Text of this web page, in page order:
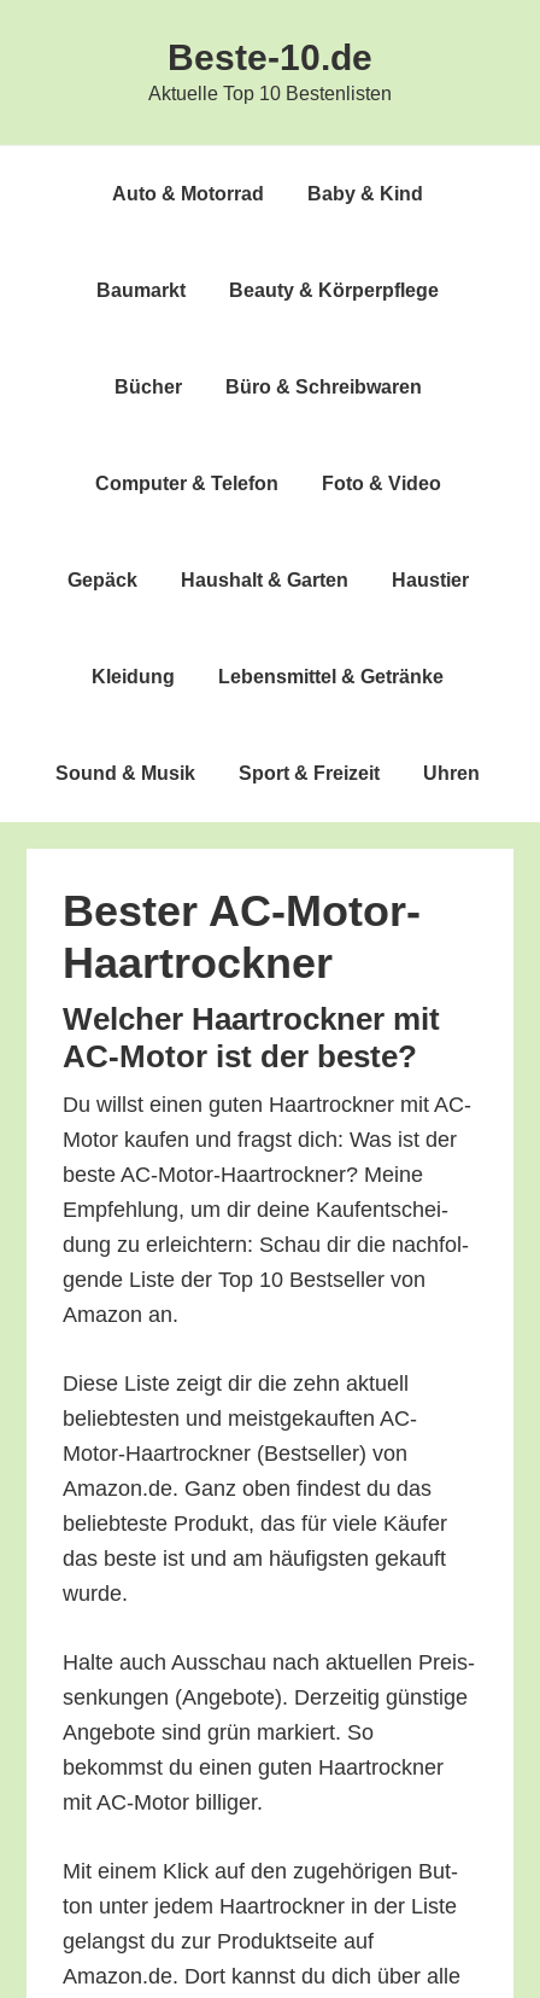
Beste-10.de
Aktuelle Top 10 Bestenlisten
Auto & Motorrad Baby & Kind
Bau­markt Beau­ty & Körperpflege
Bücher Büro & Schreibwaren
Com­pu­ter & Telefon Foto & Video
Gepäck Haus­halt & Garten Haus­tier
Klei­dung Lebens­mit­tel & Getränke
Sound & Musik Sport & Freizeit Uhren
Bes­ter AC-Motor-
Haartrockner
Wel­cher Haar­trock­ner mit
AC-Motor ist der beste?
Du willst einen guten Haar­trock­ner mit AC-
Motor kau­fen und fragst dich: Was ist der
bes­te AC-Motor-Haar­trock­ner? Mei­ne
Emp­feh­lung, um dir dei­ne Kauf­ent­schei­
dung zu erleich­tern: Schau dir die nach­fol­
gen­de Lis­te der Top 10 Best­sel­ler von
Ama­zon an.
Die­se Lis­te zeigt dir die zehn aktu­ell
belieb­tes­ten und meist­ge­kauf­ten AC-
Motor-Haar­trock­ner (Best­sel­ler) von
Amazon.de. Ganz oben fin­dest du das
belieb­tes­te Pro­dukt, das für vie­le Käu­fer
das bes­te ist und am häu­figs­ten gekauft
wurde.
Hal­te auch Aus­schau nach aktu­el­len Preis­
sen­kun­gen (Ange­bo­te). Der­zei­tig güns­ti­ge
Ange­bo­te sind grün mar­kiert. So
bekommst du einen guten Haar­trock­ner
mit AC-Motor billiger.
Mit einem Klick auf den zuge­hö­ri­gen But­
ton unter jedem Haar­trock­ner in der Lis­te
gelangst du zur Pro­dukt­sei­te auf
Amazon.de. Dort kannst du dich über alle